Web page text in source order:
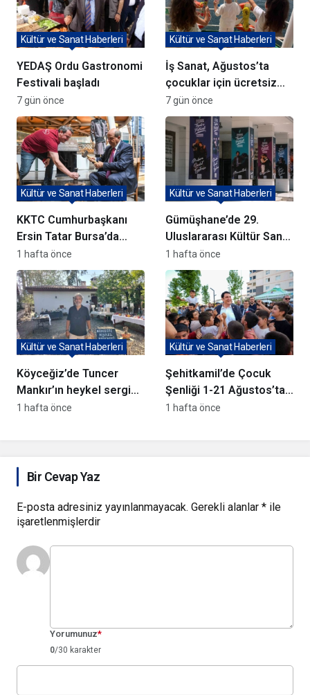
YEDAŞ Ordu Gastronomi
Festivali başladı
Kültür ve Sanat Haberleri
7 gün önce
İş Sanat, Ağustos’ta
çocuklar için ücretsiz
atölyeler düzenliyor
Kültür ve Sanat Haberleri
7 gün önce
KKTC Cumhurbaşkanı
Ersin Tatar Bursa’da
Panorama 1326
Müzesi’ni Ziyaret Etti
Kültür ve Sanat Haberleri
1 hafta önce
Gümüşhane’de 29.
Uluslararası Kültür Sanat
Tanıtım Günleri başladı
Kültür ve Sanat Haberleri
1 hafta önce
Köyceğiz’de Tuncer
Mankır’ın heykel sergisi
açıldı
Kültür ve Sanat Haberleri
1 hafta önce
Şehitkamil’de Çocuk
Şenliği 1-21 Ağustos’ta
Başlıyor
Kültür ve Sanat Haberleri
1 hafta önce
Bir Cevap Yaz
E-posta adresiniz yayınlanmayacak. Gerekli alanlar * ile
işaretlenmişlerdir
Yorumunuz*
0/30 karakter